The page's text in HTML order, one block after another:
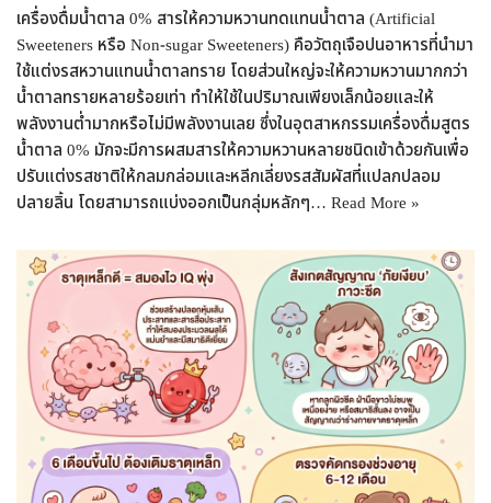
เครื่องดื่มน้ำตาล 0% สารให้ความหวานทดแทนน้ำตาล (Artificial
Sweeteners หรือ Non-sugar Sweeteners) คือวัตถุเจือปนอาหารที่นำมา
ใช้แต่งรสหวานแทนน้ำตาลทราย โดยส่วนใหญ่จะให้ความหวานมากกว่า
น้ำตาลทรายหลายร้อยเท่า ทำให้ใช้ในปริมาณเพียงเล็กน้อยและให้
พลังงานต่ำมากหรือไม่มีพลังงานเลย ซึ่งในอุตสาหกรรมเครื่องดื่มสูตร
น้ำตาล 0% มักจะมีการผสมสารให้ความหวานหลายชนิดเข้าด้วยกันเพื่อ
ปรับแต่งรสชาติให้กลมกล่อมและหลีกเลี่ยงรสสัมผัสที่แปลกปลอม
ปลายลิ้น โดยสามารถแบ่งออกเป็นกลุ่มหลักๆ… Read More »